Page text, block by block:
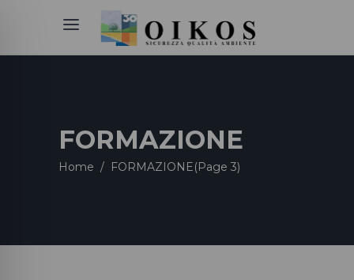
FORMAZIONE
Home / FORMAZIONE(Page 3)